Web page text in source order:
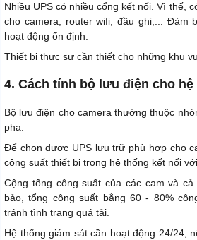
Nhiều UPS có nhiều cổng kết nối. Vì thế,
cho camera, router wifi, đầu ghi,... Đảm
hoạt động ổn định.
Thiết bị thực sự cần thiết cho những khu
4. Cách tính bộ lưu điện cho
Bộ lưu điện cho camera thường thuộc
pha.
Để chọn được UPS lưu trữ phù hợp cho
công suất thiết bị trong hệ thống kết nối với
Cộng tổng công suất của các cam và
bảo, tổng công suất bằng 60 - 80%
tránh tình trạng quá tải.
Hệ thống giám sát cần hoạt động 24/24,